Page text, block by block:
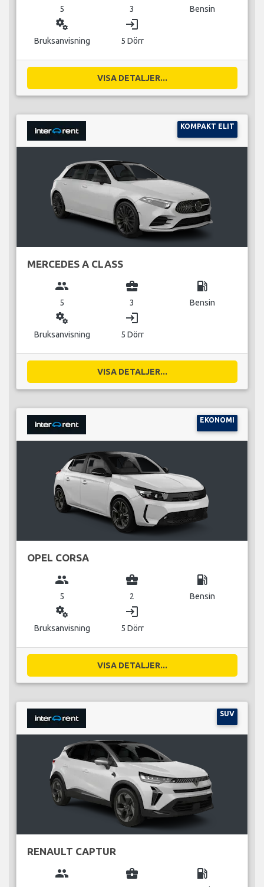
5 3 Bensin
miscellaneous_services
Bruksanvisning
login
5 Dörr
VISA DETALJER...
KOMPAKT ELIT
MERCEDES A CLASS
group
5
business_center
3
local_gas_station
Bensin
miscellaneous_services
Bruksanvisning
login
5 Dörr
VISA DETALJER...
EKONOMI
OPEL CORSA
group
5
business_center
2
local_gas_station
Bensin
miscellaneous_services
Bruksanvisning
login
5 Dörr
VISA DETALJER...
SUV
RENAULT CAPTUR
group business_center local_gas_station